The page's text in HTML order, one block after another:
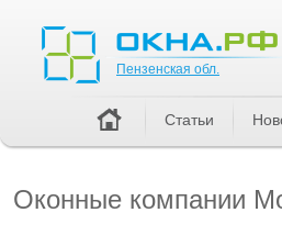
Оконные компании
Пензенская обл.
Статьи